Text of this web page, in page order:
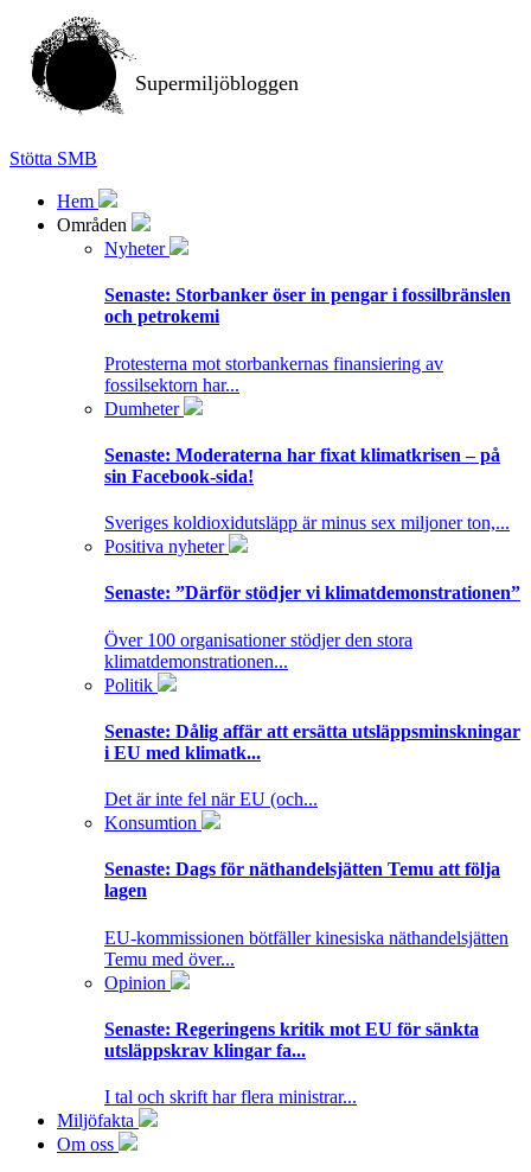
Supermiljöbloggen
Stötta SMB
Hem
Områden
Nyheter
Senaste: Storbanker öser in pengar i fossilbränslen
och petrokemi
Protesterna mot storbankernas finansiering av
fossilsektorn har...
Dumheter
Senaste: Moderaterna har fixat klimatkrisen – på
sin Facebook-sida!
Sveriges koldioxidutsläpp är minus sex miljoner ton,...
Positiva nyheter
Senaste: ”Därför stödjer vi klimatdemonstrationen”
Över 100 organisationer stödjer den stora
klimatdemonstrationen...
Politik
Senaste: Dålig affär att ersätta utsläppsminskningar
i EU med klimatk...
Det är inte fel när EU (och...
Konsumtion
Senaste: Dags för näthandelsjätten Temu att följa
lagen
EU-kommissionen bötfäller kinesiska näthandelsjätten
Temu med över...
Opinion
Senaste: Regeringens kritik mot EU för sänkta
utsläppskrav klingar fa...
I tal och skrift har flera ministrar...
Miljöfakta
Om oss